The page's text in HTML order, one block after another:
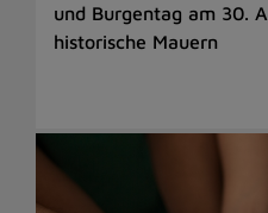
und Burgentag am 30.
historische Mauern